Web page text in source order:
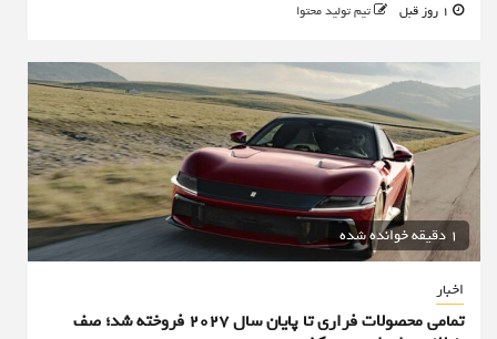
تیم تولید محتوا
1 دقیقه خوانده شده
اخبار
تمامی محصولات فراری تا پایان سال ۲۰۲۷ فروخته شد؛ صف